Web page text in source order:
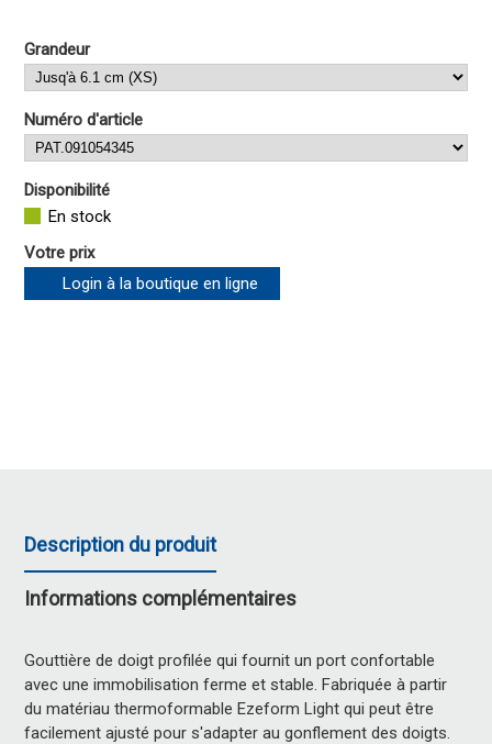
Grandeur
Numéro d'article
Disponibilité
En stock
Votre prix
Login à la boutique en ligne
Description du produit
Informations complémentaires
Gouttière de doigt profilée qui fournit un port confortable
avec une immobilisation ferme et stable. Fabriquée à partir
du matériau thermoformable Ezeform Light qui peut être
facilement ajusté pour s'adapter au gonflement des doigts.